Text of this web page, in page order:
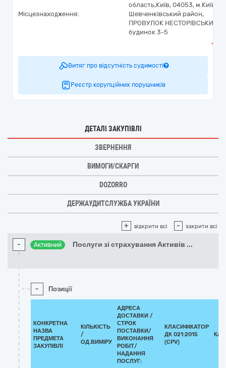
Місцезнаходження:
область,Київ, 04053, м.Київ,
Шевченківський район,
ПРОВУЛОК НЕСТОРІВСЬКИЙ,
будинок 3-5
Витяг про відсутність судимості
Реєстр корупційних порушників
ДЕТАЛІ ЗАКУПІВЛІ
ЗВЕРНЕННЯ
ВИМОГИ/СКАРГИ
DOZORRO
ДЕРЖАУДИТСЛУЖБА УКРАЇНИ
+ відкрити всі - закрити всі
- Активний Послуги зі страхування Активів ...
- Позиції
КОНКРЕТНА
НАЗВА
ПРЕДМЕТА
ЗАКУПІВЛІ
КІЛЬКІСТЬ
/
ОД.ВИМІРУ
АДРЕСА
ДОСТАВКИ /
СТРОК
ПОСТАВКИ/
ВИКОНАННЯ
РОБІТ/
НАДАННЯ
ПОСЛУГ:
КЛАСИФІКАТОР
ДК 021:2015
(CPV)